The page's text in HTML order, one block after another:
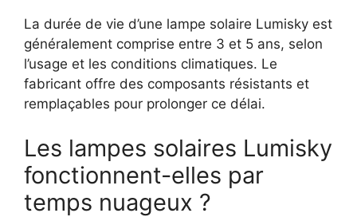
La durée de vie d’une lampe solaire Lumisky est
généralement comprise entre 3 et 5 ans, selon
l’usage et les conditions climatiques. Le
fabricant offre des composants résistants et
remplaçables pour prolonger ce délai.
Les lampes solaires Lumisky
fonctionnent-elles par
temps nuageux ?